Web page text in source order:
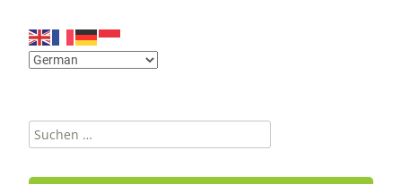
Suchen
nach: